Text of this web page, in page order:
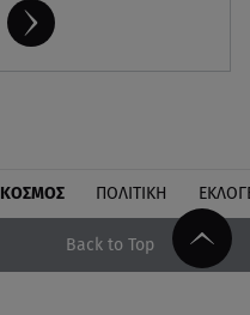
ΚΟΣΜΟΣ ΠΟΛΙΤΙΚΗ
Back to Top